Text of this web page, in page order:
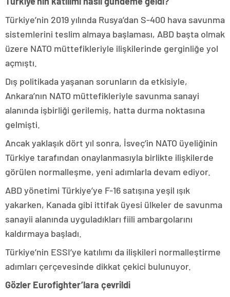
Türkiye’nin 2019 yılında Rusya’dan S-400 hava savunma
sistemlerini teslim almaya başlaması, ABD başta olmak
üzere NATO müttefikleriyle ilişkilerinde gerginliğe yol
açmıştı.
Dış politikada yaşanan sorunların da etkisiyle,
Ankara’nın NATO müttefikleriyle savunma sanayi
alanında işbirliği gerilemiş, hatta durma noktasına
gelmişti.
Ancak yaklaşık dört yıl sonra, İsveç’in NATO üyeliğinin
Türkiye tarafından onaylanmasıyla birlikte ilişkilerde
görülen normalleşme, yeni adımlarla devam ediyor.
ABD yönetimi Türkiye’ye F-16 satışına yeşil ışık
yakarken, Kanada gibi ittifak üyesi ülkeler de savunma
sanayii alanında uyguladıkları fiili ambargolarını
kaldırmaya başladı.
Türkiye’nin ESSI’ye katılımı da ilişkileri normalleştirme
adımları çerçevesinde dikkat çekici bulunuyor.
Gözler Eurofighter’lara çevrildi